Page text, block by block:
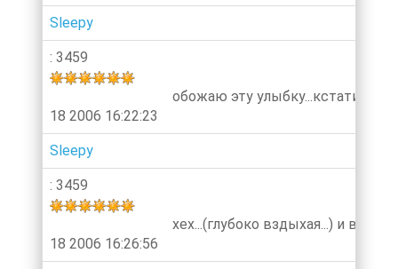
Sleepy
: 3459
18 2006 16:22:23
обожаю эту улыбку...кстати я
Sleepy
: 3459
18 2006 16:26:56
хех...(глубоко вздыхая...) и